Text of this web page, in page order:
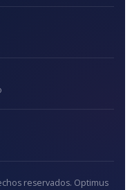
reservados. Optimus